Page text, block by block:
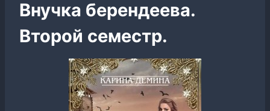
Внучка берендеева.
Второй семестр.